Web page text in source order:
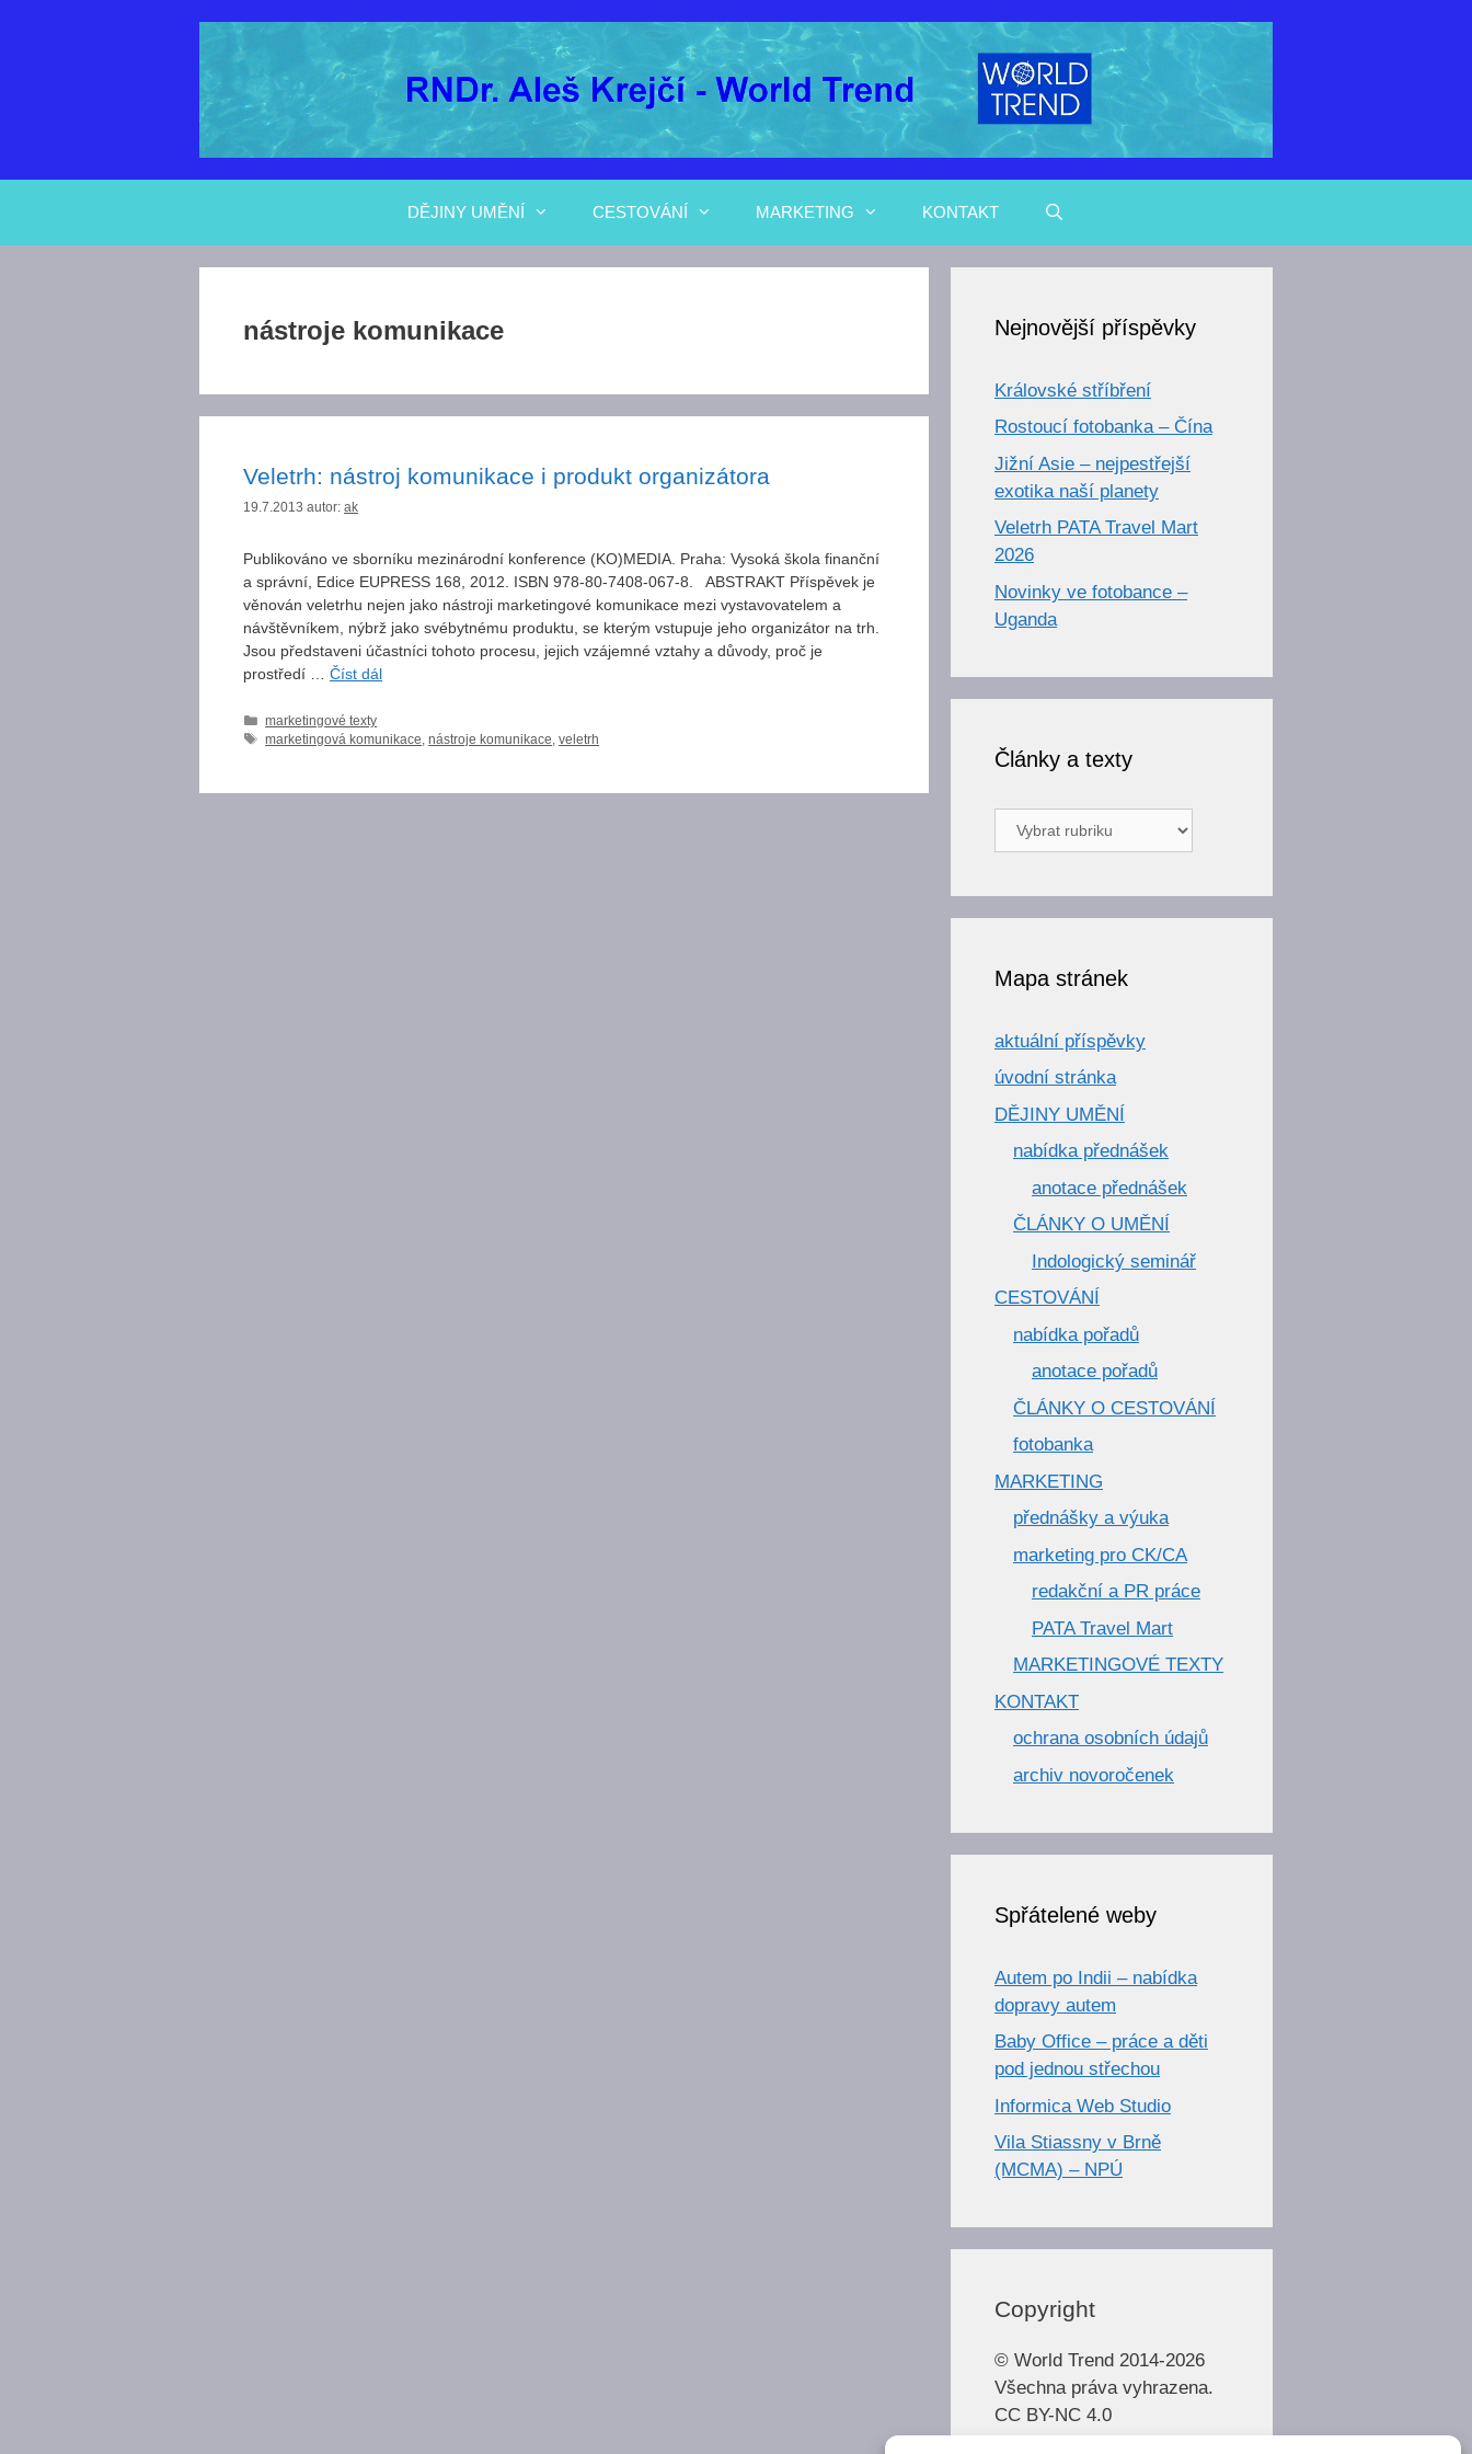
DĚJINY UMĚNÍ CESTOVÁNÍ MARKETING KONTAKT
nástroje komunikace
Veletrh: nástroj komunikace i produkt organizátora
19.7.2013 autor: ak
Publikováno ve sborníku mezinárodní konference (KO)MEDIA. Praha: Vysoká škola finanční
a správní, Edice EUPRESS 168, 2012. ISBN 978-80-7408-067-8. ABSTRAKT Příspěvek je
věnován veletrhu nejen jako nástroji marketingové komunikace mezi vystavovatelem a
návštěvníkem, nýbrž jako svébytnému produktu, se kterým vstupuje jeho organizátor na trh.
Jsou představeni účastníci tohoto procesu, jejich vzájemné vztahy a důvody, proč je
prostředí … Číst dál
Rubriky
marketingové texty
Štítky
marketingová komunikace ,nástroje komunikace ,veletrh
Nejnovější příspěvky
Královské stříbření
Rostoucí fotobanka – Čína
Jižní Asie – nejpestřejší
exotika naší planety
Veletrh PATA Travel Mart
2026
Novinky ve fotobance –
Uganda
Články a texty
Články
a
Mapa stránek
aktuální příspěvky
úvodní stránka
DĚJINY UMĚNÍ
nabídka přednášek
anotace přednášek
ČLÁNKY O UMĚNÍ
Indologický seminář
CESTOVÁNÍ
nabídka pořadů
anotace pořadů
ČLÁNKY O CESTOVÁNÍ
fotobanka
MARKETING
přednášky a výuka
marketing pro CK/CA
redakční a PR práce
PATA Travel Mart
MARKETINGOVÉ TEXTY
KONTAKT
ochrana osobních údajů
archiv novoročenek
Spřátelené weby
Autem po Indii – nabídka
dopravy autem
Baby Office – práce a děti
pod jednou střechou
Informica Web Studio
Vila Stiassny v Brně
(MCMA) – NPÚ
Copyright
© World Trend 2014-2026
Všechna práva vyhrazena.
CC BY-NC 4.0